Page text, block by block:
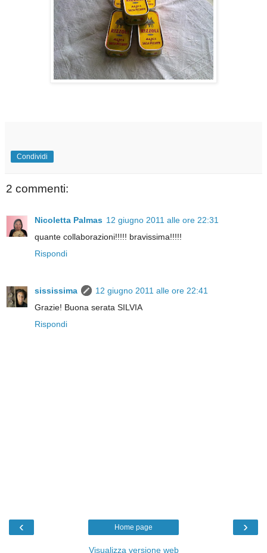
Condividi
2 commenti:
Nicoletta Palmas 12 giugno 2011 alle ore 22:31
quante collaborazioni!!!!! bravissima!!!!!
Rispondi
sississima
12 giugno 2011 alle ore 22:41
Grazie! Buona serata SILVIA
Rispondi
‹ ›
Home page
Visualizza versione web